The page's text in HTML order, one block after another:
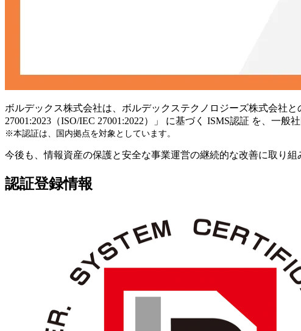
ボルデックス株式会社は、ボルデックステクノロジーズ株式会社
27001:2023（ISO/IEC 27001:2022）」 に基づく ISMS認証 を、一
※本認証は、国内拠点を対象としています。
今後も、情報資産の保護と安全な事業運営の継続的な改善に取り
認証登録情報